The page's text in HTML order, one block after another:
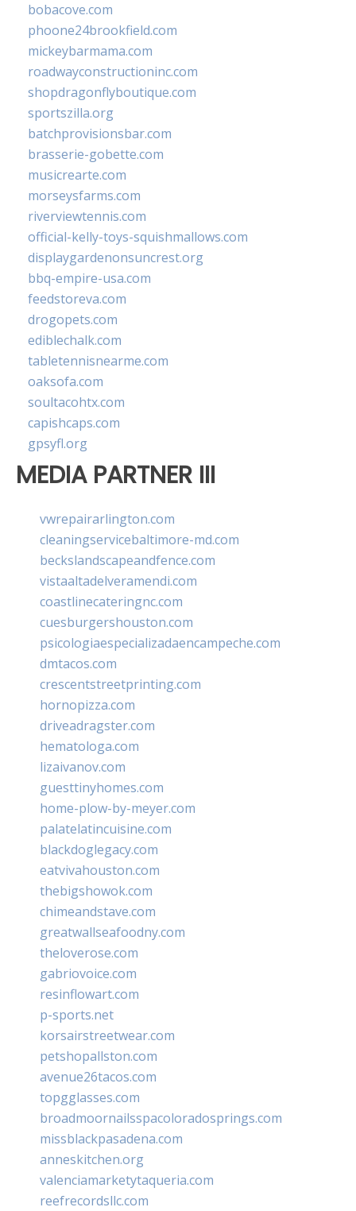
bobacove.com
phoone24brookfield.com
mickeybarmama.com
roadwayconstructioninc.com
shopdragonflyboutique.com
sportszilla.org
batchprovisionsbar.com
brasserie-gobette.com
musicrearte.com
morseysfarms.com
riverviewtennis.com
official-kelly-toys-squishmallows.com
displaygardenonsuncrest.org
bbq-empire-usa.com
feedstoreva.com
drogopets.com
ediblechalk.com
tabletennisnearme.com
oaksofa.com
soultacohtx.com
capishcaps.com
gpsyfl.org
MEDIA PARTNER III
vwrepairarlington.com
cleaningservicebaltimore-md.com
beckslandscapeandfence.com
vistaaltadelveramendi.com
coastlinecateringnc.com
cuesburgershouston.com
psicologiaespecializadaencampeche.com
dmtacos.com
crescentstreetprinting.com
hornopizza.com
driveadragster.com
hematologa.com
lizaivanov.com
guesttinyhomes.com
home-plow-by-meyer.com
palatelatincuisine.com
blackdoglegacy.com
eatvivahouston.com
thebigshowok.com
chimeandstave.com
greatwallseafoodny.com
theloverose.com
gabriovoice.com
resinflowart.com
p-sports.net
korsairstreetwear.com
petshopallston.com
avenue26tacos.com
topgglasses.com
broadmoornailsspacoloradosprings.com
missblackpasadena.com
anneskitchen.org
valenciamarketytaqueria.com
reefrecordsllc.com